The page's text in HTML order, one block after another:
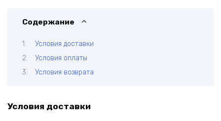
Содержание
Условия доставки
Условия оплаты
Условия возврата
Условия доставки